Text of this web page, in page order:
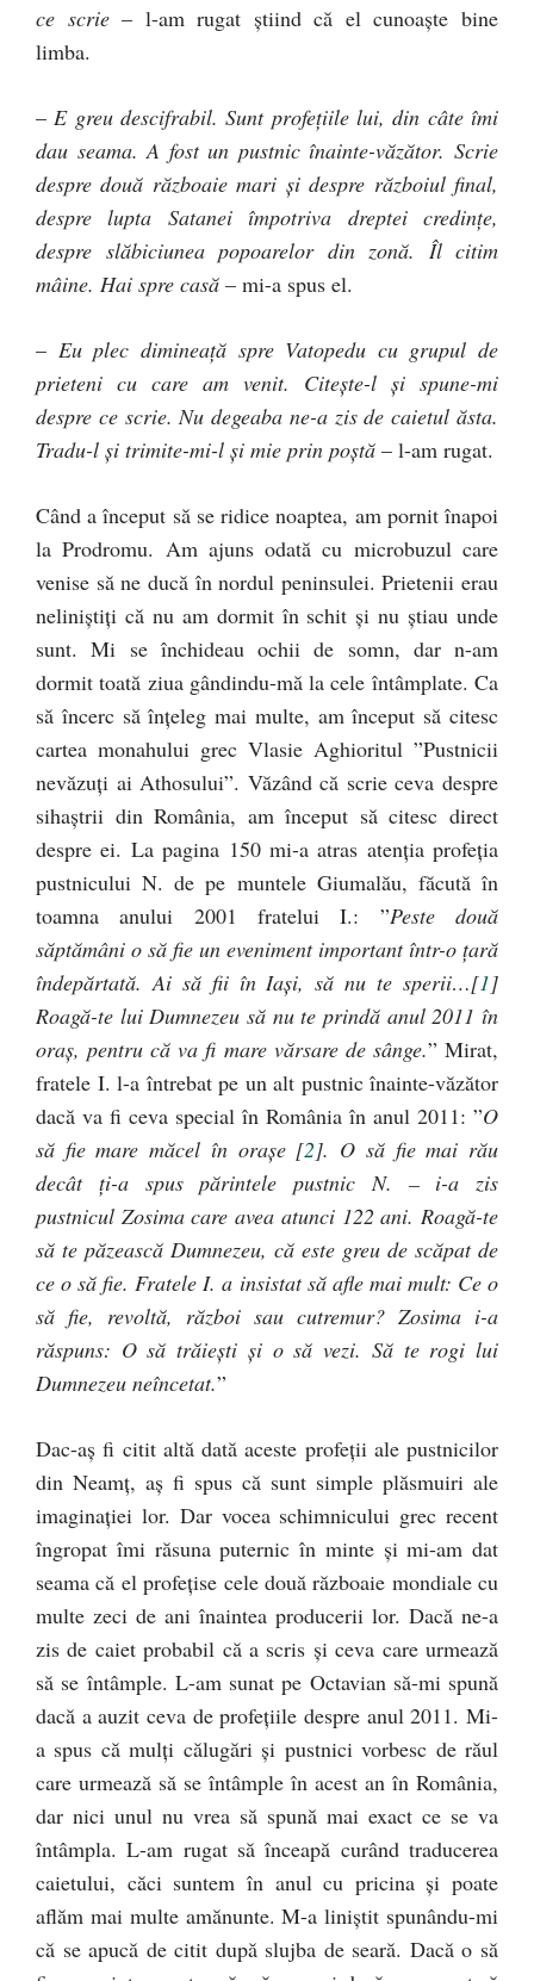
ce scrie– l-am rugat ştiind că el cunoaşte bine
limba.
–E greu descifrabil. Sunt profeţiile lui, din câte îmi
dau seama. A fost un pustnic înainte-văzător. Scrie
despre două războaie mari şi despre războiul final,
despre lupta Satanei împotriva dreptei credinţe,
despre slăbiciunea popoarelor din zonă. Îl citim
mâine. Hai spre casă – mi-a spus el.
– Eu plec dimineaţă spre Vatopedu cu grupul de
prieteni cu care am venit. Citeşte-l şi spune-mi
despre ce scrie. Nu degeaba ne-a zis de caietul ăsta.
Tradu-l şi trimite-mi-l şi mie prin poştă – l-am rugat.
Când a început să se ridice noaptea, am pornit înapoi
la Prodromu. Am ajuns odată cu microbuzul care
venise să ne ducă în nordul peninsulei. Prietenii erau
neliniştiţi că nu am dormit în schit şi nu ştiau unde
sunt. Mi se închideau ochii de somn, dar n-am
dormit toată ziua gândindu-mă la cele întâmplate. Ca
să încerc să înţeleg mai multe, am început să citesc
cartea monahului grec Vlasie Aghioritul ”Pustnicii
nevăzuţi ai Athosului”. Văzând că scrie ceva despre
sihaştrii din România, am început să citesc direct
despre ei. La pagina 150 mi-a atras atenţia profeţia
pustnicului N. de pe muntele Giumalău, făcută în
toamna anului 2001 fratelui I.: ”Peste două
săptămâni o să fie un eveniment important într-o ţară
îndepărtată. Ai să fii în Iaşi, să nu te sperii…[1]
Roagă-te lui Dumnezeu să nu te prindă anul 2011 în
oraş, pentru că va fi mare vărsare de sânge.” Mirat,
fratele I. l-a întrebat pe un alt pustnic înainte-văzător
dacă va fi ceva special în România în anul 2011: ”O
să fie mare măcel în oraşe [2]. O să fie mai rău
decât ţi-a spus părintele pustnic N. – i-a zis
pustnicul Zosima care avea atunci 122 ani. Roagă-te
să te păzească Dumnezeu, că este greu de scăpat de
ce o să fie. Fratele I. a insistat să afle mai mult: Ce o
să fie, revoltă, război sau cutremur? Zosima i-a
răspuns: O să trăieşti şi o să vezi. Să te rogi lui
Dumnezeu neîncetat.”
Dac-aş fi citit altă dată aceste profeţii ale pustnicilor
din Neamţ, aş fi spus că sunt simple plăsmuiri ale
imaginaţiei lor. Dar vocea schimnicului grec recent
îngropat îmi răsuna puternic în minte şi mi-am dat
seama că el profeţise cele două războaie mondiale cu
multe zeci de ani înaintea producerii lor. Dacă ne-a
zis de caiet probabil că a scris şi ceva care urmează
să se întâmple. L-am sunat pe Octavian să-mi spună
dacă a auzit ceva de profeţiile despre anul 2011. Mi-
a spus că mulţi călugări şi pustnici vorbesc de răul
care urmează să se întâmple în acest an în România,
dar nici unul nu vrea să spună mai exact ce se va
întâmpla. L-am rugat să înceapă curând traducerea
caietului, căci suntem în anul cu pricina şi poate
aflăm mai multe amănunte. M-a liniştit spunându-mi
că se apucă de citit după slujba de seară. Dacă o să